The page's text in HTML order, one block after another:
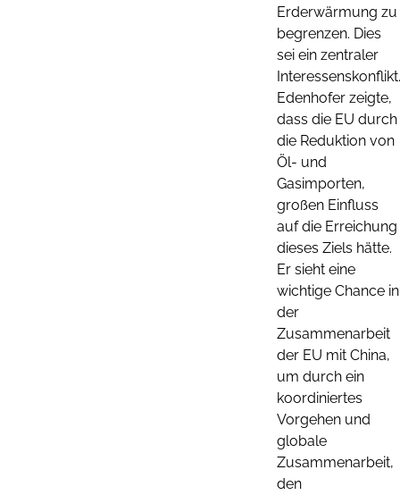
Erderwärmung zu
begrenzen. Dies
sei ein zentraler
Interessenskonflikt.
Edenhofer zeigte,
dass die EU durch
die Reduktion von
Öl- und
Gasimporten,
großen Einfluss
auf die Erreichung
dieses Ziels hätte.
Er sieht eine
wichtige Chance in
der
Zusammenarbeit
der EU mit China,
um durch ein
koordiniertes
Vorgehen und
globale
Zusammenarbeit,
den